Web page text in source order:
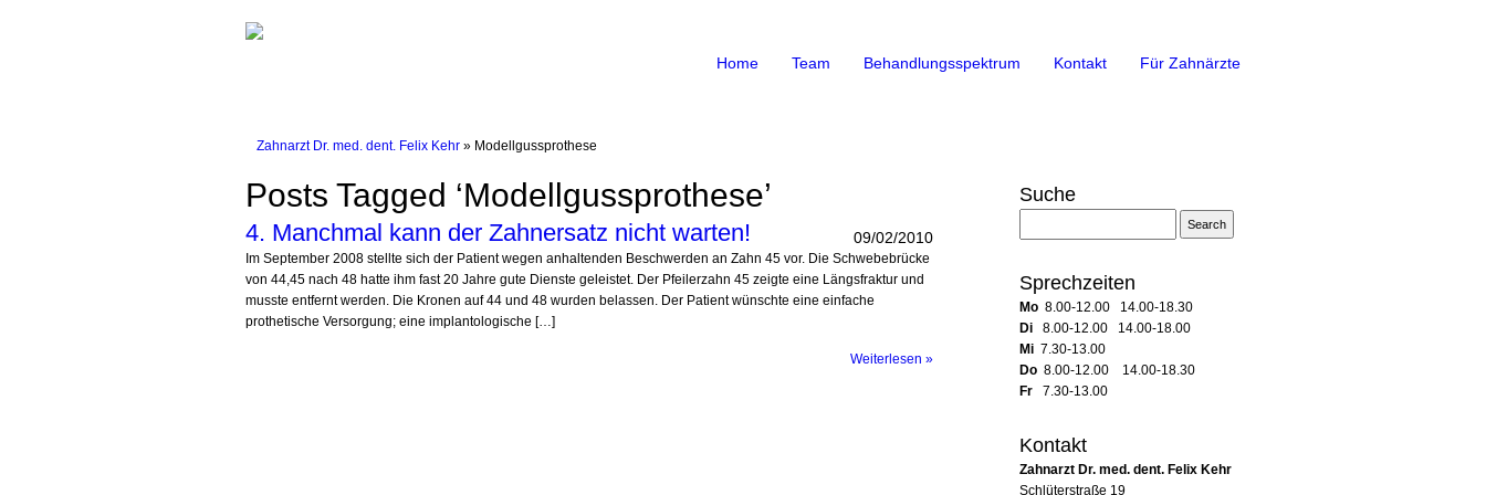
Home Team Behandlungsspektrum Kontakt Für Zahnärzte
Zahnarzt Dr. med. dent. Felix Kehr » Modellgussprothese
Suche
Sprechzeiten
Mo 8.00-12.00 14.00-18.30
Di 8.00-12.00 14.00-18.00
Mi 7.30-13.00
Do 8.00-12.00 14.00-18.30
Fr 7.30-13.00
Kontakt
Zahnarzt Dr. med. dent. Felix Kehr
Schlüterstraße 19
Posts Tagged ‘Modellgussprothese’
09/02/2010
4. Manchmal kann der Zahnersatz nicht warten!
Im September 2008 stellte sich der Patient wegen anhaltenden Beschwerden an Zahn 45 vor. Die Schwebebrücke
von 44,45 nach 48 hatte ihm fast 20 Jahre gute Dienste geleistet. Der Pfeilerzahn 45 zeigte eine Längsfraktur und
musste entfernt werden. Die Kronen auf 44 und 48 wurden belassen. Der Patient wünschte eine einfache
prothetische Versorgung; eine implantologische […]
Weiterlesen »